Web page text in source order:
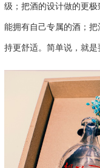
级；把酒的设计做的更
能拥有自己专属的酒；
持更舒适。简单说，就是